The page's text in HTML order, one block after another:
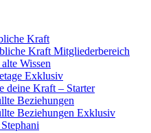
Kraft
Kraft Mitgliederbereich
Wissen
Exklusiv
deine Kraft – Starter
Beziehungen
Beziehungen Exklusiv